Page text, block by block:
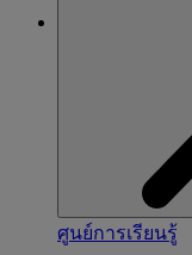
ศูนย์การเรียนรู้